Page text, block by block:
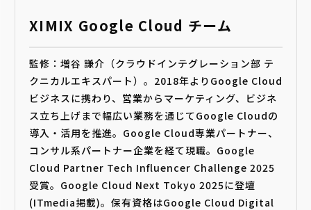
XIMIX Google Cloud チーム
監修：増谷 謙介（クラウドインテグレーション部 テ
クニカルエキスパート）。2018年よりGoogle Cloud
ビジネスに携わり、営業からマーケティング、ビジネ
ス立ち上げまで幅広い業務を通じてGoogle Cloudの
導入・活用を推進。Google Cloud専業パートナー、
コンサル系パートナー企業を経て現職。Google
Cloud Partner Tech Influencer Challenge 2025
受賞。Google Cloud Next Tokyo 2025に登壇
(ITmedia掲載)。保有資格はGoogle Cloud Digital